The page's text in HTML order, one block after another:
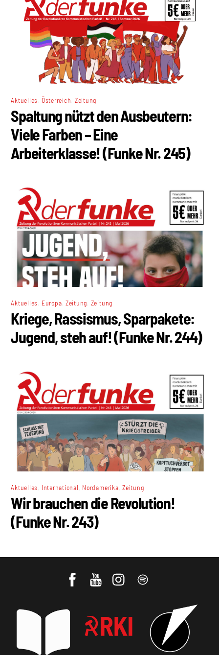
Aktuelles Österreich Zeitung
Spaltung nützt den Ausbeutern:
Viele Farben – Eine
Arbeiterklasse! (Funke Nr. 245)
Aktuelles Europa Zeitung Zeitung
Kriege, Rassismus, Sparpakete:
Jugend, steh auf! (Funke Nr. 244)
Aktuelles International Nordamerika ,Zeitung
Wir brauchen die Revolution!
(Funke Nr. 243)